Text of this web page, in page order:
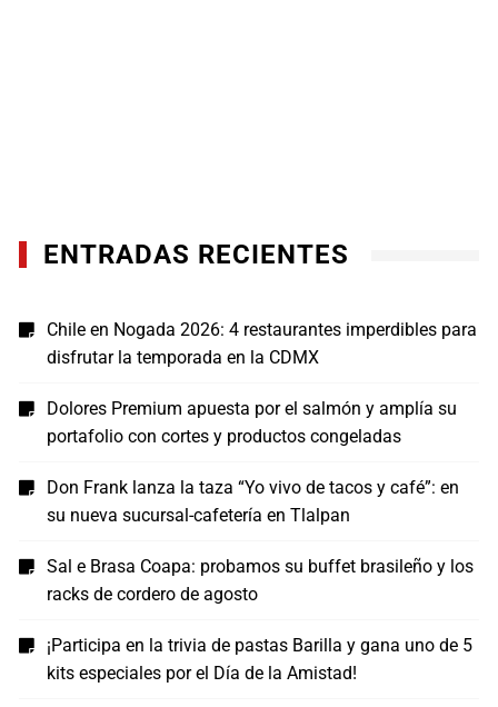
ENTRADAS RECIENTES
Chile en Nogada 2026: 4 restaurantes imperdibles para
disfrutar la temporada en la CDMX
Dolores Premium apuesta por el salmón y amplía su
portafolio con cortes y productos congeladas
Don Frank lanza la taza “Yo vivo de tacos y café”: en
su nueva sucursal-cafetería en Tlalpan
Sal e Brasa Coapa: probamos su buffet brasileño y los
racks de cordero de agosto
¡Participa en la trivia de pastas Barilla y gana uno de 5
kits especiales por el Día de la Amistad!